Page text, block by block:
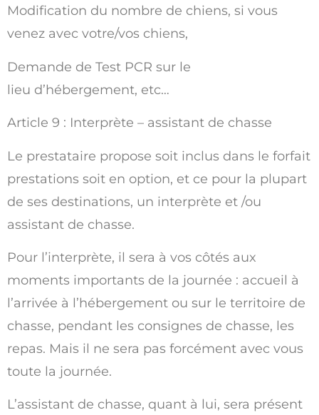
Modification du nombre de chiens, si vous
venez avec votre/vos chiens,
Demande de Test PCR sur le
lieu d’hébergement, etc…
Article 9 : Interprète – assistant de chasse
Le prestataire propose soit inclus dans le forfait
prestations soit en option, et ce pour la plupart
de ses destinations, un interprète et /ou
assistant de chasse.
Pour l’interprète, il sera à vos côtés aux
moments importants de la journée : accueil à
l’arrivée à l’hébergement ou sur le territoire de
chasse, pendant les consignes de chasse, les
repas. Mais il ne sera pas forcément avec vous
toute la journée.
L’assistant de chasse, quant à lui, sera présent